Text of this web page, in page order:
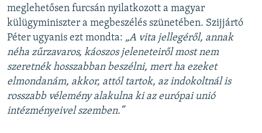
meglehetősen furcsán nyilatkozott a magyar
külügyminiszter a megbeszélés szünetében. Szijjártó
Péter ugyanis ezt mondta: „A vita jellegéről, annak
néha zűrzavaros, káoszos jeleneteiről most nem
szeretnék hosszabban beszélni, mert ha ezeket
elmondanám, akkor, attól tartok, az indokoltnál is
rosszabb vélemény alakulna ki az európai unió
intézményeivel szemben.”